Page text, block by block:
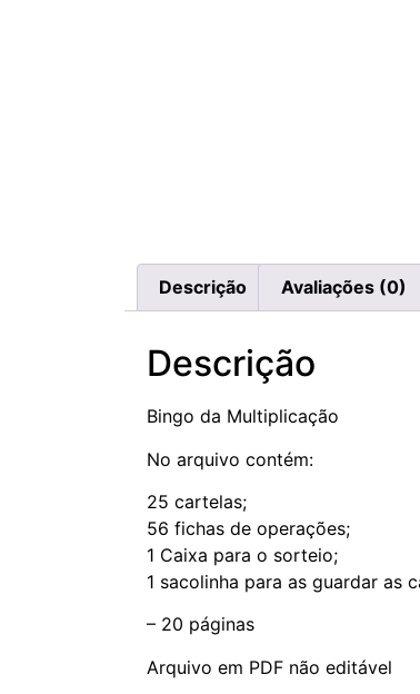
Descrição Avaliações (0)
Descrição
Bingo da Multiplicação
No arquivo contém:
25 cartelas;
56 fichas de operações;
1 Caixa para o sorteio;
1 sacolinha para as guardar as
– 20 páginas
Arquivo em PDF não editável